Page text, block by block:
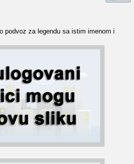
podvoz za legendu sa istim imenom i